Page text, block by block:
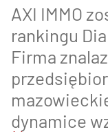
AXI IMMO
rankingu
Firma
dynamice